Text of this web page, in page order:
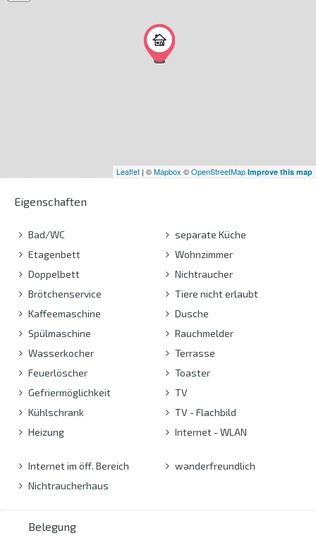
Leaflet | ©Mapbox ©OpenStreetMap Improve this map
Eigenschaften
Bad/WC
Etagenbett
Doppelbett
Brötchenservice
Kaffeemaschine
Spülmaschine
Wasserkocher
Feuerlöscher
Gefriermöglichkeit
Kühlschrank
Heizung
separate Küche
Wohnzimmer
Nichtraucher
Tiere nicht erlaubt
Dusche
Rauchmelder
Terrasse
Toaster
TV
TV - Flachbild
Internet - WLAN
Internet im öff. Bereich
Nichtraucherhaus
wanderfreundlich
Belegung